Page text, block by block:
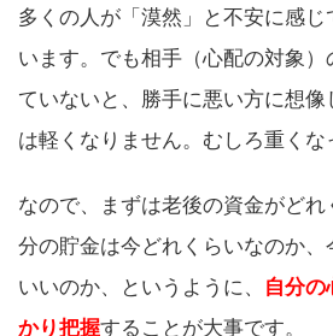
多くの人が「漠然」と不安に感じ
います。でも相手（心配の対象）
ていないと、勝手に悪い方に想
は軽くなりません。むしろ重くな
なので、まずは老後の資金がどれ
分の貯金は今どれくらいなのか
いいのか、というように、 自分の
かり把握することが大事です。